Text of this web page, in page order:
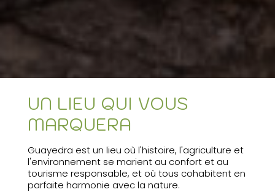
UN LIEU QUI VOUS
MARQUERA
Guayedra est un lieu où l'histoire, l'agriculture et
l'environnement se marient au confort et au
tourisme responsable, et où tous cohabitent en
parfaite harmonie avec la nature.